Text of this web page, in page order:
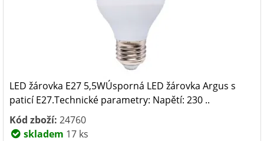
LED žárovka E27 5,5WÚsporná LED žárovka Argus s
paticí E27.Technické parametry: Napětí: 230 ..
Kód zboží: 24760
skladem 17 ks